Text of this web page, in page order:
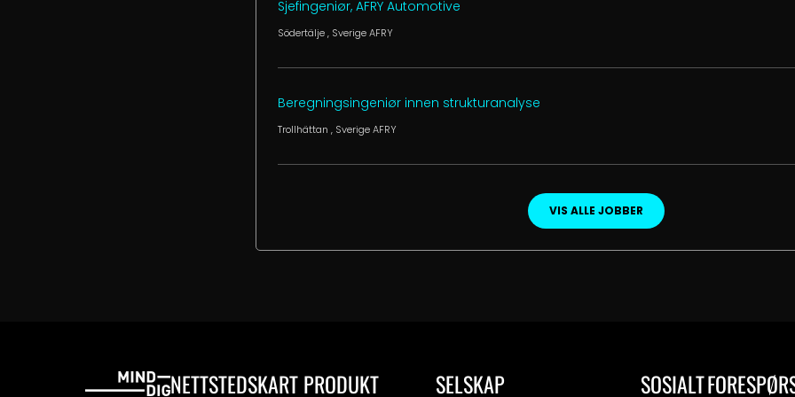
Sjefingeniør, AFRY Automotive
Södertälje, SverigeAFRY
Beregningsingeniør innen strukturanalyse
Trollhättan , SverigeAFRY
VIS ALLE JOBBER
NETTSTEDSKARTPRODUKT SELSKAP SOSIALT